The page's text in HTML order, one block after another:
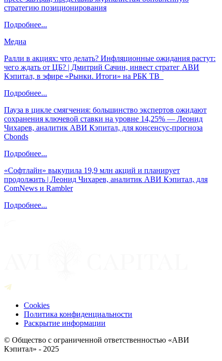
стратегию позиционирования
Подробнее...
Медиа
Ралли в акциях: что делать? Инфляционные ожидания растут:
чего ждать от ЦБ? | Дмитрий Сачин, инвест стратег АВИ
Кэпитал, в эфире «Рынки. Итоги» на РБК ТВ
Подробнее...
Пауза в цикле смягчения: большинство экспертов ожидают
сохранения ключевой ставки на уровне 14,25% — Леонид
Чихарев, аналитик АВИ Кэпитал, для консенсус-прогноза
Cbonds
Подробнее...
«Софтлайн» выкупила 19,9 млн акций и планирует
продолжить | Леонид Чихарев, аналитик АВИ Кэпитал, для
ComNews и Rambler
Подробнее...
Cookies
Политика конфиденциальности
Раскрытие информации
© Общество с ограниченной ответственностью «АВИ
Кэпитал» - 2025